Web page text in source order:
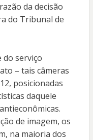
da decisão
do Tribunal de
do serviço
– tais câmeras
posicionadas
daquele
de imagem, os
na maioria dos